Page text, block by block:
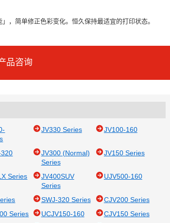
，简单修正色彩变化。恒久保持最适宜的打印状态。
品咨询
JV330 Series JV100-160
JV300 (Normal)
Series
JV150 Series
Series
JV400SUV
Series
UJV500-160
SWJ-320 Series
CJV200 Series
Series UCJV150-160
CJV150 Series